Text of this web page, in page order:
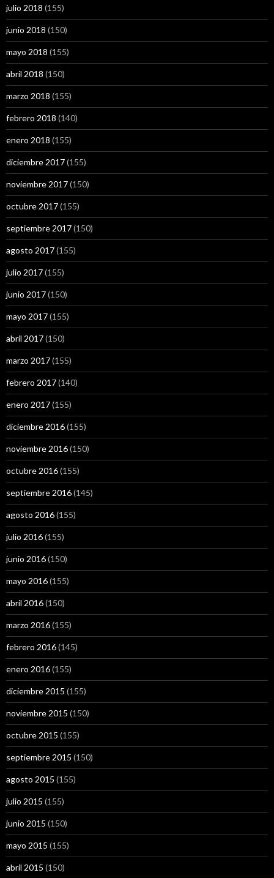
julio 2018 (155)
junio 2018 (150)
mayo 2018 (155)
abril 2018 (150)
marzo 2018 (155)
febrero 2018 (140)
enero 2018 (155)
diciembre 2017(155)
noviembre 2017(150)
octubre 2017(155)
septiembre 2017(150)
agosto 2017(155)
julio 2017(155)
junio 2017(150)
mayo 2017(155)
abril 2017(150)
marzo 2017(155)
febrero 2017(140)
enero 2017(155)
diciembre 2016(155)
noviembre 2016(150)
octubre 2016(155)
septiembre 2016(145)
agosto 2016(155)
julio 2016(155)
junio 2016(150)
mayo 2016(155)
abril 2016(150)
marzo 2016(155)
febrero 2016(145)
enero 2016(155)
diciembre 2015 (155)
noviembre 2015 (150)
octubre 2015 (155)
septiembre 2015 (150)
agosto 2015 (155)
julio 2015 (155)
junio 2015 (150)
mayo 2015 (155)
abril 2015 (150)